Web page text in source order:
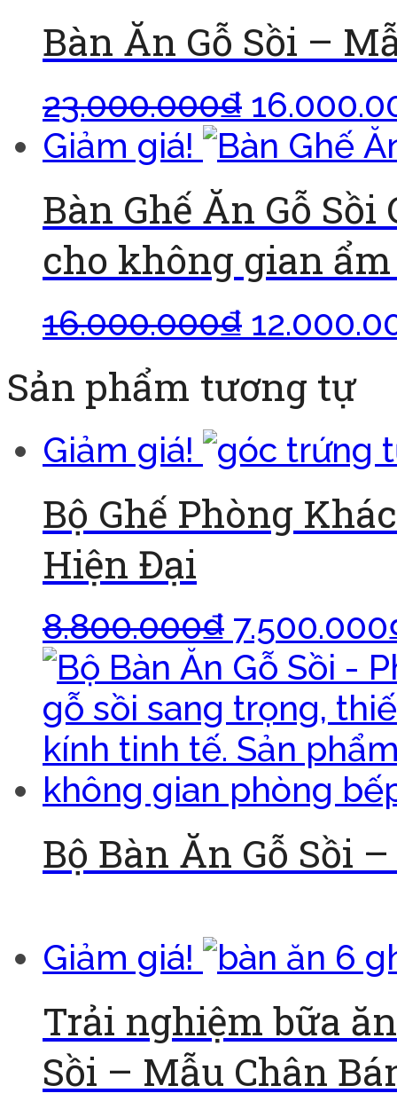
Bàn Ăn Gỗ Sồi –
23.000.000₫
Giảm giá!
Bàn Ghế Ăn Gỗ
cho không gian
16.000.000₫
Sản phẩm tương tự
Giảm giá!
Bộ Ghế Phòng
Hiện Đại
8.800.000₫ 7.500.000
Bộ Bàn Ăn Gỗ Sồi
Giảm giá!
Trải nghiệm bữa
Sồi – Mẫu Chân